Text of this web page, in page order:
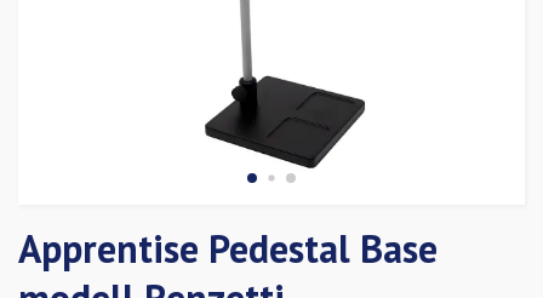
Apprentise Pedestal Base